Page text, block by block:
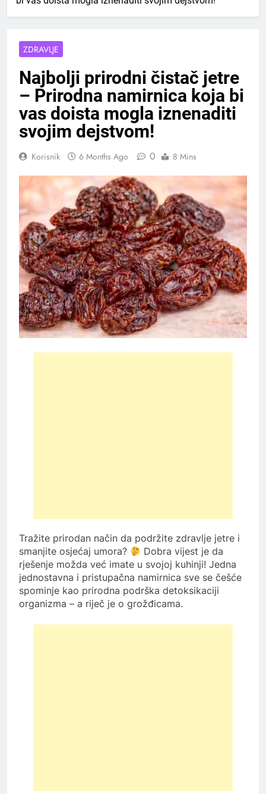
ZDRAVLJE
Najbolji prirodni čistač jetre
– Prirodna namirnica koja bi
vas doista mogla iznenaditi
svojim dejstvom!
Korisnik 6 Months Ago 0 8 Mins
Tražite prirodan način da podržite zdravlje jetre i
smanjite osjećaj umora?
Dobra vijest je da
rješenje možda već imate u svojoj kuhinji! Jedna
jednostavna i pristupačna namirnica sve se češće
spominje kao prirodna podrška detoksikaciji
organizma – a riječ je o grožđicama.